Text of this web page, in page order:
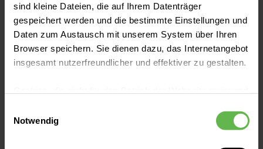
sind kleine Dateien, die auf Ihrem Datenträger
gespeichert werden und die bestimmte Einstellungen und
Daten zum Austausch mit unserem System über Ihren
Browser speichern. Sie dienen dazu, das Internetangebot
insgesamt nutzerfreundlicher und effektiver zu gestalten.
eingesetzt werden.
Es steht Ihnen frei, unsere Seite mit nur den notwendigen
Notwendig
Vorteile bei Helios
Familie & Beruf
Die Familie ist bei uns genauso wichtig wie